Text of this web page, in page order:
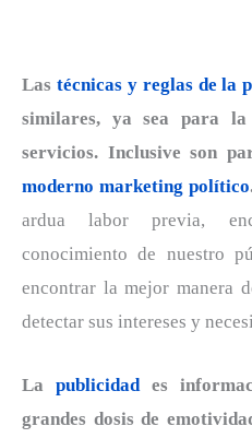
Las técnicas y reglas de la
similares, ya sea para
servicios. Inclusive son
moderno marketing político
ardua labor previa,
conocimiento de nuestro
encontrar la mejor manera
detectar sus intereses y
La publicidades
grandes dosis de